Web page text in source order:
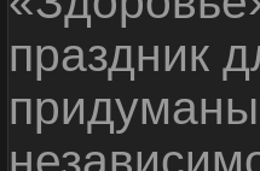
праздник